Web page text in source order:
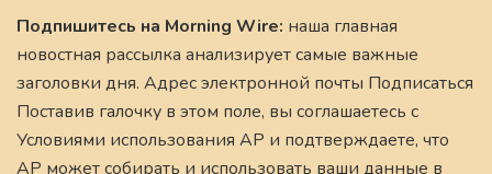
Подпишитесь на Morning Wire: наша главная
новостная рассылка анализирует самые важные
заголовки дня. Адрес электронной почты Подписаться
Поставив галочку в этом поле, вы соглашаетесь с
Условиями использования AP и подтверждаете, что
AP может собирать и использовать ваши данные в